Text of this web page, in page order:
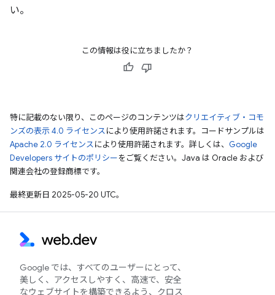
い。
この情報は役に立ちましたか？
特に記載のない限り、このページのコンテンツはクリエイティブ・コモ
ンズの表示 4.0 ライセンスにより使用許諾されます。コードサンプルは
Apache 2.0 ライセンスにより使用許諾されます。詳しくは、 Google
Developers サイトのポリシーをご覧ください。Java は Oracle および
関連会社の登録商標です。
最終更新日 2025-05-20 UTC。
Google では、すべてのユーザーにとって、
美しく、アクセスしやすく、高速で、安全
なウェブサイトを構築できるよう、クロス